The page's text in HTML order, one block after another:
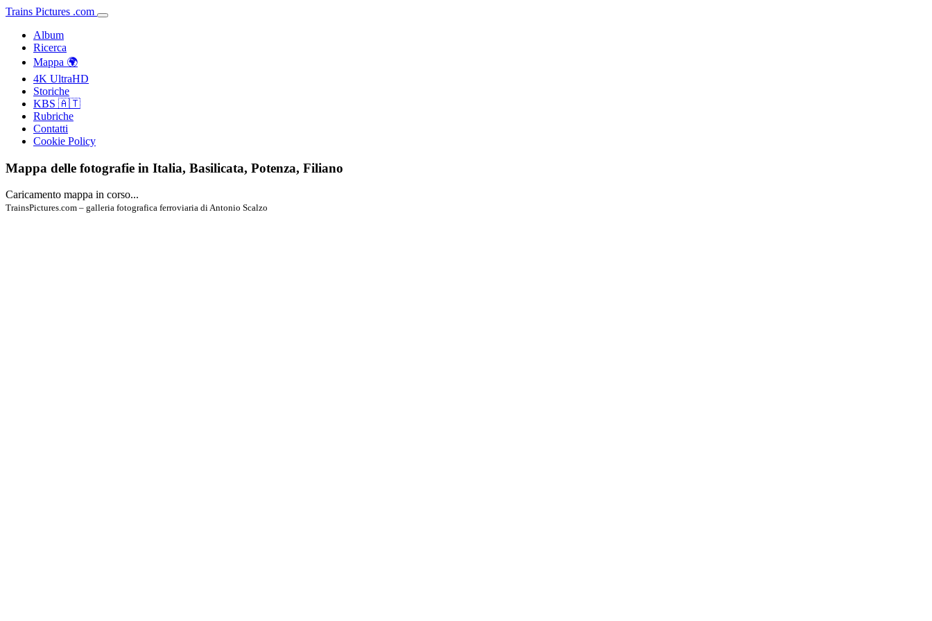
Trains Pictures .com
Album
Ricerca
Mappa 🌍
4K UltraHD
Storiche
KBS 🇦🇹
Rubriche
Contatti
Cookie Policy
Mappa delle fotografie in Italia, Basilicata, Potenza, Filiano
Caricamento mappa in corso...
TrainsPictures.com – galleria fotografica ferroviaria di Antonio Scalzo